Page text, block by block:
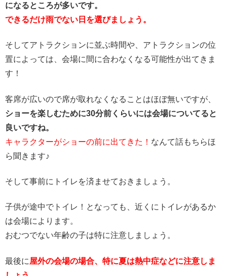
になるところが多いです。
できるだけ雨でない日を選びましょう。
そしてアトラクションに並ぶ時間や、アトラクションの位
置によっては、会場に間に合わなくなる可能性が出てきま
す！
客席が広いので席が取れなくなることはほぼ無いですが、
ショーを楽しむために30分前くらいには会場についてると
良いですね。
キャラクターがショーの前に出てきた！ なんて話もちらほ
ら聞きます♪
そして事前にトイレを済ませておきましょう。
子供が途中でトイレ！となっても、近くにトイレがあるか
は会場によります。
おむつでない年齢の子は特に注意しましょう。
最後に屋外の会場の場合、特に夏は熱中症などに注意しま